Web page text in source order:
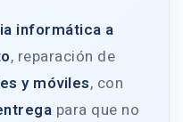
informática a
, reparación de
y móviles, con
para que no